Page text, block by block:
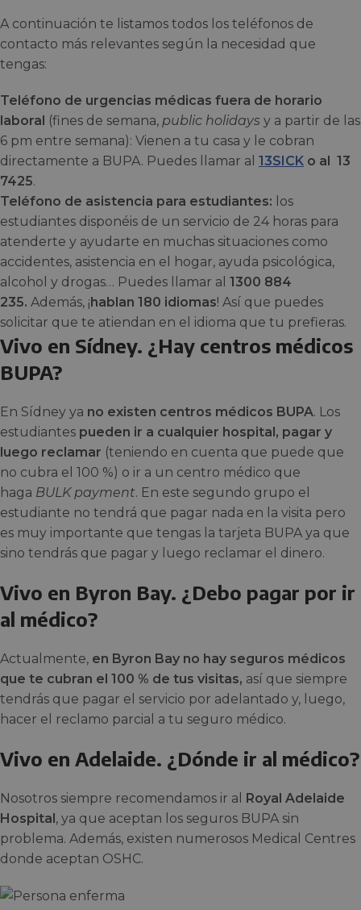
A continuación te listamos todos los teléfonos de
contacto más relevantes según la necesidad que
tengas:
Teléfono de urgencias médicas fuera de horario
laboral (fines de semana, public holidays y a partir de las
6 pm entre semana): Vienen a tu casa y le cobran
directamente a BUPA. Puedes llamar al 13SICK o al 13
7425.
Teléfono de asistencia para estudiantes: los
estudiantes disponéis de un servicio de 24 horas para
atenderte y ayudarte en muchas situaciones como
accidentes, asistencia en el hogar, ayuda psicológica,
alcohol y drogas… Puedes llamar al 1300 884
235. Además, ¡hablan 180 idiomas! Así que puedes
solicitar que te atiendan en el idioma que tu prefieras.
Vivo en Sídney. ¿Hay centros médicos
BUPA?
En Sídney ya no existen centros médicos BUPA. Los
estudiantes pueden ir a cualquier hospital, pagar y
luego reclamar (teniendo en cuenta que puede que
no cubra el 100 %) o ir a un centro médico que
haga BULK payment. En este segundo grupo el
estudiante no tendrá que pagar nada en la visita pero
es muy importante que tengas la tarjeta BUPA ya que
sino tendrás que pagar y luego reclamar el dinero.
Vivo en Byron Bay. ¿Debo pagar por ir
al médico?
Actualmente, en Byron Bay no hay seguros médicos
que te cubran el 100 % de tus visitas, así que siempre
tendrás que pagar el servicio por adelantado y, luego,
hacer el reclamo parcial a tu seguro médico.
Vivo en Adelaide. ¿Dónde ir al médico?
Nosotros siempre recomendamos ir al Royal Adelaide
Hospital, ya que aceptan los seguros BUPA sin
problema. Además, existen numerosos Medical Centres
donde aceptan OSHC.